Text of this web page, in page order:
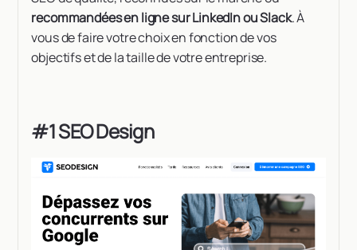
recommandées en ligne sur LinkedIn ou Slack. À
vous de faire votre choix en fonction de vos
objectifs et de la taille de votre entreprise.
#1 SEO Design